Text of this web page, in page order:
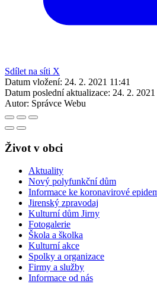
Sdílet na síti X
Datum vložení: 24. 2. 2021 11:41
Datum poslední aktualizace: 24. 2.
Autor: Správce Webu
Život v obci
Aktuality
Nový polyfunkční dům
Informace ke koronavirové
Jirenský zpravodaj
Kulturní dům Jirny
Fotogalerie
Škola a školka
Kulturní akce
Spolky a organizace
Firmy a služby
Informace od nás